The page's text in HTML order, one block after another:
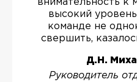
внимательность к
высокий
команде не
свершить,
Д.Н.
Руководитель